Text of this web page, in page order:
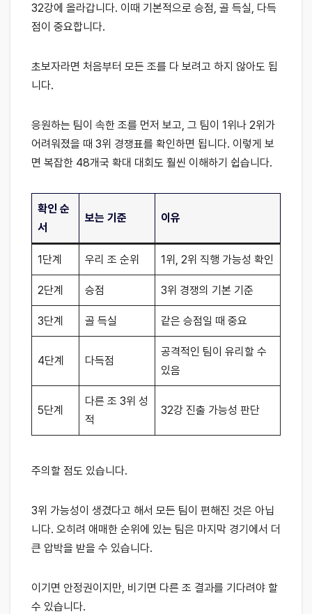
32강에 올라갑니다. 이때 기본적으로 승점, 골 득실, 다득
점이 중요합니다.
초보자라면 처음부터 모든 조를 다 보려고 하지 않아도 됩
니다.
응원하는 팀이 속한 조를 먼저 보고, 그 팀이 1위나 2위가
어려워졌을 때 3위 경쟁표를 확인하면 됩니다. 이렇게 보
면 복잡한 48개국 확대 대회도 훨씬 이해하기 쉽습니다.
확인 순
서
보는 기준 이유
1단계 우리 조 순위 1위, 2위 직행 가능성 확인
2단계 승점 3위 경쟁의 기본 기준
3단계 골 득실 같은 승점일 때 중요
4단계 다득점
공격적인 팀이 유리할 수
있음
5단계
다른 조 3위 성
적
32강 진출 가능성 판단
주의할 점도 있습니다.
3위 가능성이 생겼다고 해서 모든 팀이 편해진 것은 아닙
니다. 오히려 애매한 순위에 있는 팀은 마지막 경기에서 더
큰 압박을 받을 수 있습니다.
이기면 안정권이지만, 비기면 다른 조 결과를 기다려야 할
수 있습니다.